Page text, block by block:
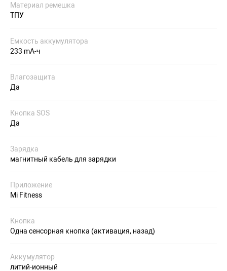
Материал ремешка
ТПУ
Емкость аккумулятора
233 mA-ч
Влагозащита
Да
Кнопка SOS
Да
Зарядка
магнитный кабель для зарядки
Приложение
Mi Fitness
Кнопка
Одна сенсорная кнопка (активация, назад)
Аккумулятор
литий-ионный